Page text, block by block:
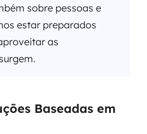
sobre pessoas e
estar preparados
as
Baseadas em